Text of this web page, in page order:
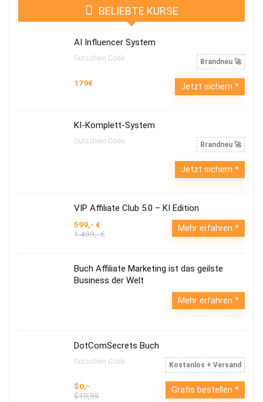
BELIEBTE KURSE
AI Influencer System
Gutschein Code: Brandneu 🚀
179€ Jetzt sichern
KI-Komplett-System
Gutschein Code: Brandneu 🚀
Jetzt sichern
VIP Affiliate Club 5.0 – KI Edition
599,- €
1.499,- €
Mehr erfahren
Buch Affiliate Marketing ist das geilste
Business der Welt
Mehr erfahren
DotComSecrets Buch
Gutschein Code: Kostenlos + Versand
$0,-
$19,95
Gratis bestellen